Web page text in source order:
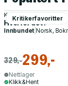
Kritikerfavoritter
Kaia Dahle Nyhus
Hvorfor det?
Innbundet |Norsk,
329,-299,-
Nettlager
Klikk&Hent